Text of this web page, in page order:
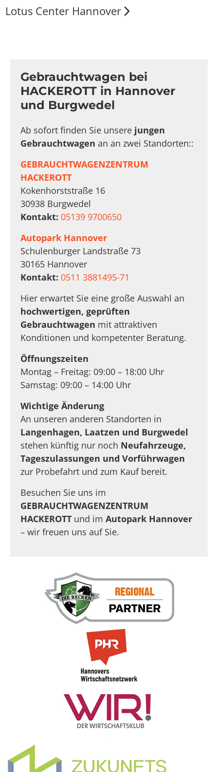
Lotus Center Hannover
Gebrauchtwagen bei
HACKEROTT in Hannover
und Burgwedel
Ab sofort finden Sie unsere jungen
Gebrauchtwagen an an zwei Standorten::
GEBRAUCHTWAGENZENTRUM
HACKEROTT
Kokenhorststraße 16
30938 Burgwedel
Kontakt: 05139 9700650
Autopark Hannover
Schulenburger Landstraße 73
30165 Hannover
Kontakt: 0511 3881495-71
Hier erwartet Sie eine große Auswahl an
hochwertigen, geprüften
Gebrauchtwagen mit attraktiven
Konditionen und kompetenter Beratung.
Öffnungszeiten
Montag – Freitag: 09:00 – 18:00 Uhr
Samstag: 09:00 – 14:00 Uhr
Wichtige Änderung
An unseren anderen Standorten in
Langenhagen, Laatzen und Burgwedel
stehen künftig nur noch Neufahrzeuge,
Tageszulassungen und Vorführwagen
zur Probefahrt und zum Kauf bereit.
Besuchen Sie uns im
GEBRAUCHTWAGENZENTRUM
HACKEROTT und imAutopark Hannover
– wir freuen uns auf Sie.